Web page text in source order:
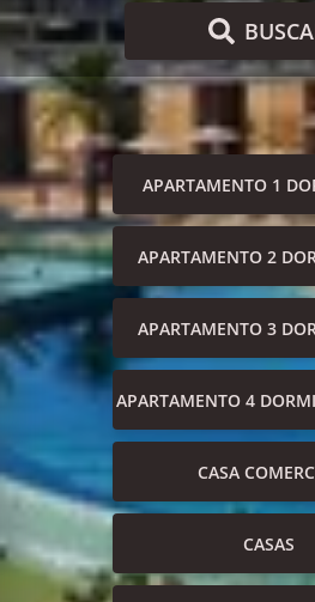
APARTAMENTO 1
APARTAMENTO 2
APARTAMENTO 3
APARTAMENTO 4
CASA
CASAS